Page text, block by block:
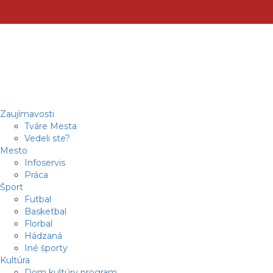
Zaujímavosti
Tváre Mesta
Vedeli ste?
Mesto
Infoservis
Práca
Šport
Futbal
Basketbal
Florbal
Hádzaná
Iné športy
Kultúra